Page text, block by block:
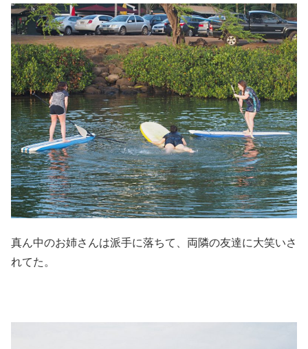
真ん中のお姉さんは派手に落ちて、両隣の友達に大笑いさ
れてた。